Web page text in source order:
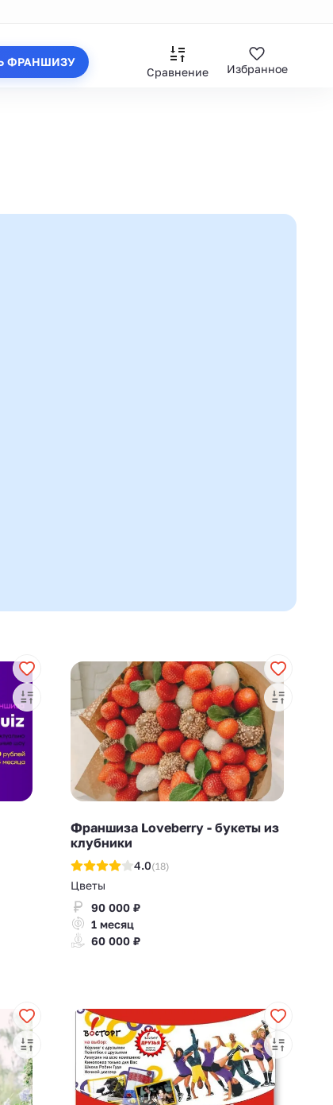
ФРАНШИЗУ
Сравнение Избранное
Франшиза Loveberry - букеты из
клубники
4.0(18)
Цветы
90 000 ₽
1 месяц
60 000 ₽